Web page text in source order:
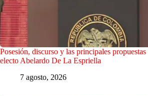
Posesión, discurso y las principales
electo Abelardo De La Espriella
7 agosto, 2026